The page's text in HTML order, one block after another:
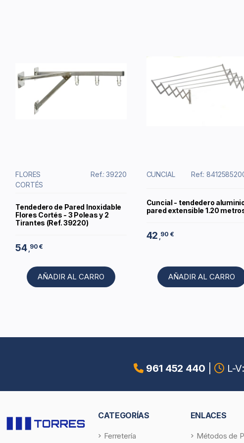
FLORES
CORTÉS
Ref.: 39220
Tendedero de Pared Inoxidable
Flores Cortés - 3 Poleas y 2
Tirantes (Ref. 39220)
54 90 €
AÑADIR AL CARRO
CUNCIAL Ref.:
Cuncial - tendedero
pared extensible 1.20
42 ,90 €
AÑADIR AL CARRO
961 452 440
L-
CATEGORÍAS
Ferretería
ENLACES
Métodos de